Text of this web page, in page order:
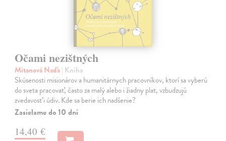
Očami nezištných
Mitanová Naďa| Kniha
Skúsenosti misionárov a humanitárnych pracovníkov, ktorí sa vyberú
do sveta pracovať, často za malý alebo i žiadny plat, vzbudzujú
zvedavosť i údiv. Kde sa berie ich nadšenie?
Zasielame do 10 dní
14,40 €